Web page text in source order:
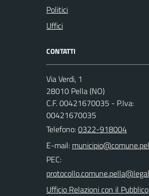
Politici
Uffici
CONTATTI
Via Verdi, 1
28010 Pella (NO)
C.F. 00421670035 - P.Iva:
00421670035
Telefono:0322-918004
E-mail:
PEC:
Ufficio Relazioni con il Pubblico